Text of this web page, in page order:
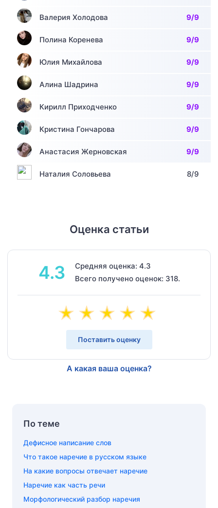
Валерия Холодова 9/9
Полина Коренева 9/9
Юлия Михайлова 9/9
Алина Шадрина 9/9
Кирилл Приходченко 9/9
Кристина Гончарова 9/9
Анастасия Жерновская 9/9
Наталия Соловьева 8/9
Оценка статьи
4.3
Средняя оценка: 4.3
Всего получено оценок: 318.
Поставить оценку
А какая ваша оценка?
По теме
Дефисное написание слов
Что такое наречие в русском языке
На какие вопросы отвечает наречие
Наречие как часть речи
Морфологический разбор наречия